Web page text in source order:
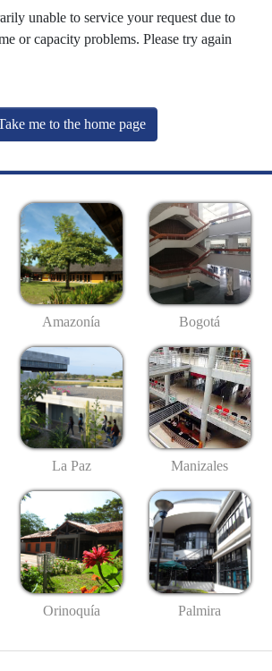
unable to service your request due to
or capacity problems. Please try again
me to the home page
Amazonía Bogotá
La Paz Manizales
Orinoquía Palmira